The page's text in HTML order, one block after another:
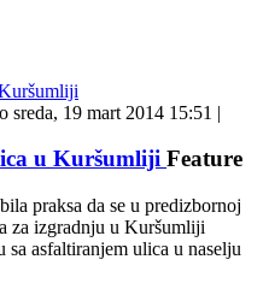
sreda, 19 mart 2014 15:51 |
u Kuršumliji Feature
praksa da se u predizbornoj
za izgradnju u Kuršumliji
sa asfaltiranjem ulica u naselju